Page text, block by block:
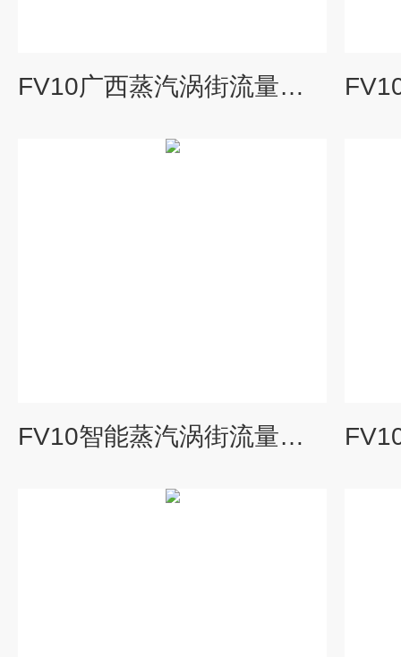
FV10广西蒸汽涡街流量计厂家批发
FV10智能蒸汽涡街流量计生产厂家